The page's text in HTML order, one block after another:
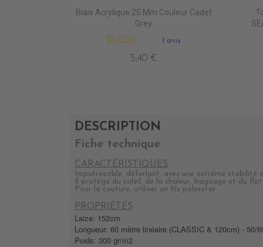
Biais Acrylique 25 Mm Couleur Cadet
Grey
1 avis
5,40 €
DESCRIPTION
Fiche technique
CARACTÉRISTIQUES
Imputrescible, déferlant, avec une extrême stabilité
Il protège du soleil, de la chaleur, baguage et du
Pour la couture, utiliser un fils polyester.
PROPRIÉTÉS
Laize: 152cm
Longueur: 60 mètre linéaire (CLASSIC & 120cm) - 50/
Poids: 300 gr/m2